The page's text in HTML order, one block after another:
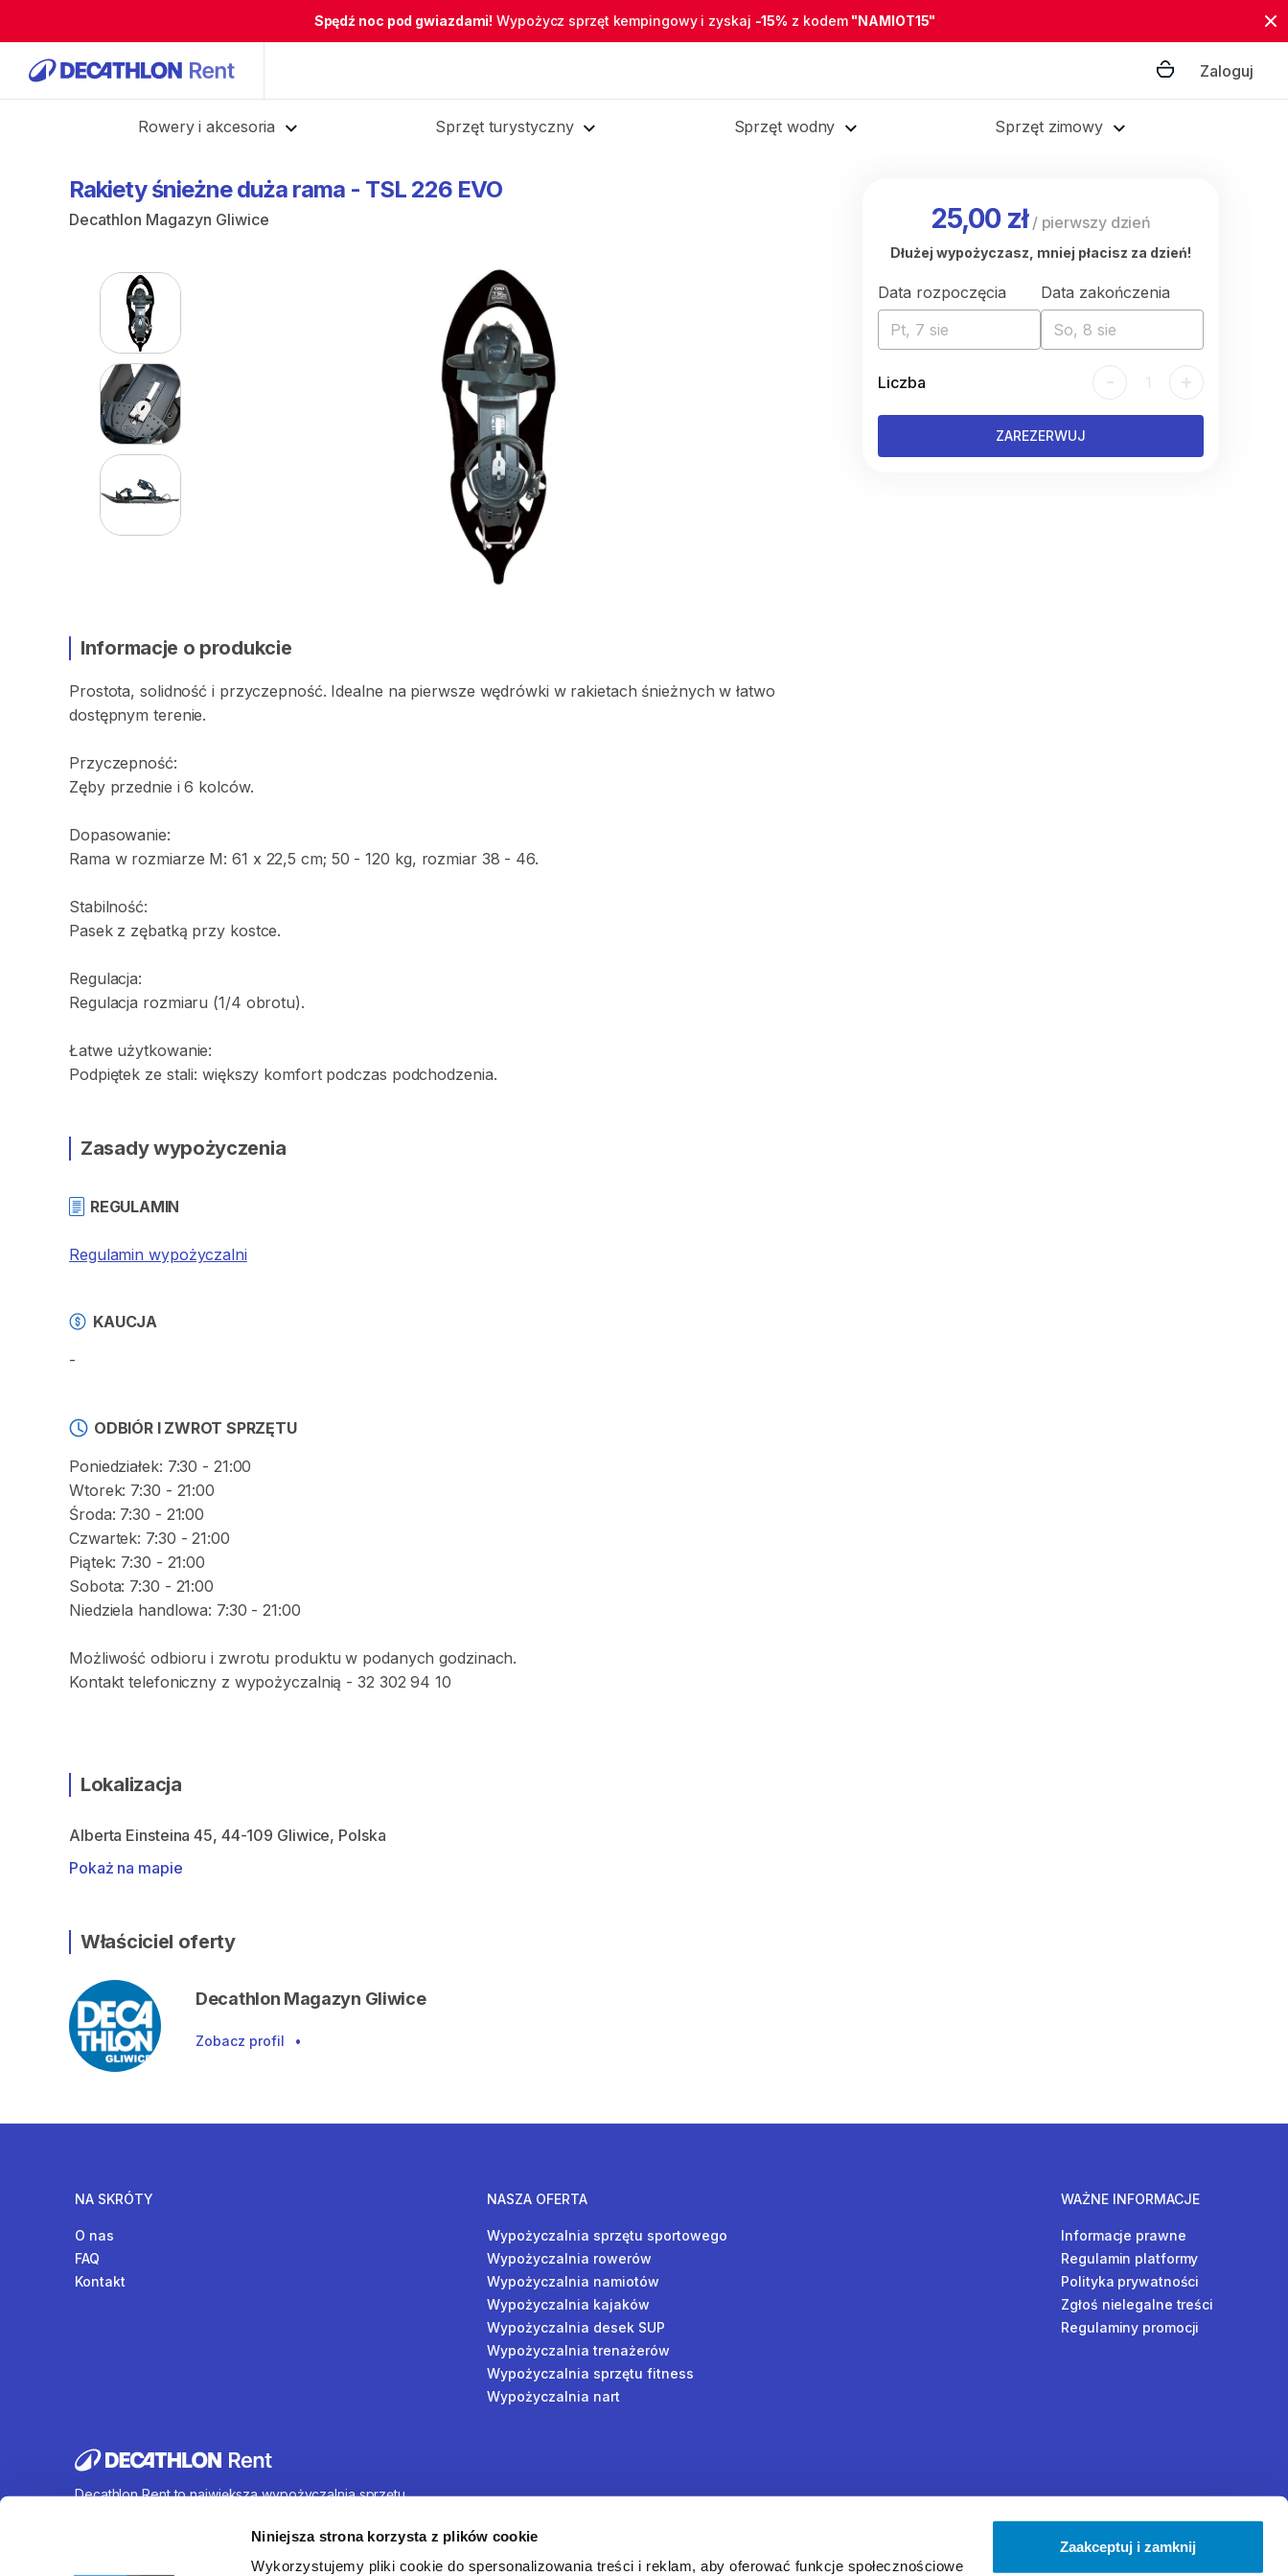
Niniejsza strona korzysta z plików cookie
Wykorzystujemy pliki cookie do spersonalizowania treści i reklam, aby oferować funkcje społecznościowe
Zaakceptuj i zamknij
Spędź noc pod gwiazdami! Wypożycz sprzęt kempingowy i zyskaj -15% z kodem "NAMIOT15"
Zaloguj
Rowery i akcesoria Sprzęt turystyczny Sprzęt wodny Sprzęt zimowy
Rakiety śnieżne duża rama - TSL 226 EVO
Decathlon Magazyn Gliwice
Informacje o produkcie
Prostota​​​,​ solidność i przyczepność. Idealne na pierwsze wędrówki w rakietach śnieżnych w łatwo
dostępnym terenie.
Przyczepność:
Zęby przednie i 6 kolców.
Dopasowanie:
Rama w rozmiarze M: 61 x 22​​​,​​​5 cm; 50 - 120 kg​​​,​ rozmiar 38 - 46.
Stabilność:
Pasek z zębatką przy kostce.
Regulacja:
Regulacja rozmiaru (1​​​/​​​4 obrotu).
Łatwe użytkowanie:
Podpiętek ze stali: większy komfort podczas podchodzenia.
Zasady wypożyczenia
REGULAMIN
Regulamin wypożyczalni
KAUCJA
-
ODBIÓR I ZWROT SPRZĘTU
Poniedziałek: 7:30 - 21:00
Wtorek: 7:30 - 21:00
Środa: 7:30 - 21:00
Czwartek: 7:30 - 21:00
Piątek: 7:30 - 21:00
Sobota: 7:30 - 21:00
Niedziela handlowa: 7:30 - 21:00
Możliwość odbioru i zwrotu produktu w podanych godzinach.
Kontakt telefoniczny z wypożyczalnią - 32 302 94 10
Lokalizacja
Alberta Einsteina 45, 44-109 Gliwice, Polska
Pokaż na mapie
Właściciel oferty
Decathlon Magazyn Gliwice
Zobacz profil •
25,00 zł/ pierwszy dzień
Dłużej wypożyczasz, mniej płacisz za dzień!
Data rozpoczęcia
Pt, 7 sie
Data zakończenia
So, 8 sie
Liczba - 1 +
ZAREZERWUJ
NA SKRÓTY
O nas
FAQ
Kontakt
NASZA OFERTA
Wypożyczalnia sprzętu sportowego
Wypożyczalnia rowerów
Wypożyczalnia namiotów
Wypożyczalnia kajaków
Wypożyczalnia desek SUP
Wypożyczalnia trenażerów
Wypożyczalnia sprzętu fitness
Wypożyczalnia nart
WAŻNE INFORMACJE
Informacje prawne
Regulamin platformy
Polityka prywatności
Zgłoś nielegalne treści
Regulaminy promocji
Decathlon Rent to największa wypożyczalnia sprzętu
wynajem rowerów, sprzętu turystycznego, sprzętu do